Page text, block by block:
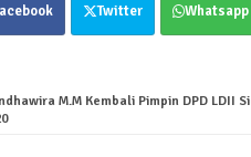
Twitter Whatsapp
M.M Kembali Pimpin DPD LDII